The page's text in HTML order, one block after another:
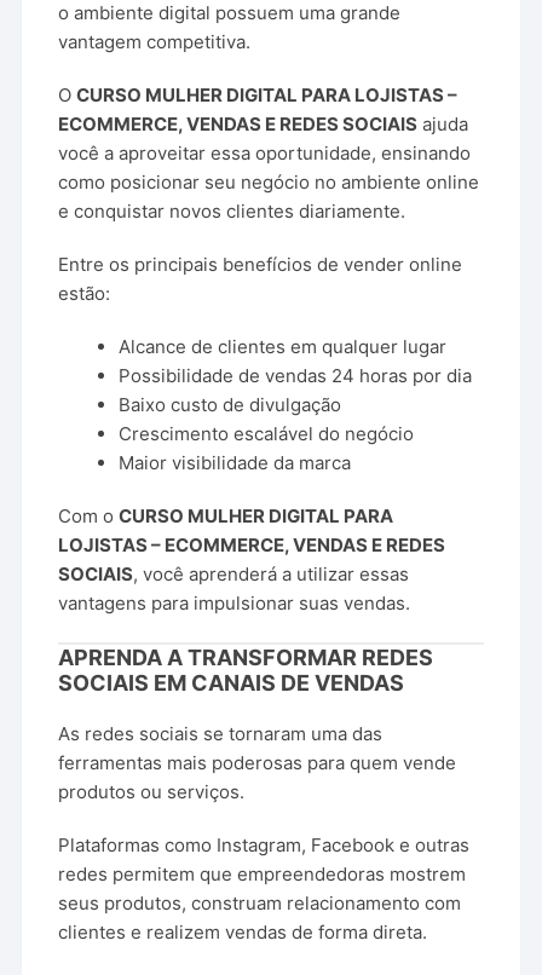
o ambiente digital possuem uma grande
vantagem competitiva.
OCURSO MULHER DIGITAL PARA LOJISTAS –
ECOMMERCE, VENDAS E REDES SOCIAIS ajuda
você a aproveitar essa oportunidade, ensinando
como posicionar seu negócio no ambiente online
e conquistar novos clientes diariamente.
Entre os principais benefícios de vender online
estão:
Alcance de clientes em qualquer lugar
Possibilidade de vendas 24 horas por dia
Baixo custo de divulgação
Crescimento escalável do negócio
Maior visibilidade da marca
Com oCURSO MULHER DIGITAL PARA
LOJISTAS – ECOMMERCE, VENDAS E REDES
SOCIAIS, você aprenderá a utilizar essas
vantagens para impulsionar suas vendas.
APRENDA A TRANSFORMAR REDES
SOCIAIS EM CANAIS DE VENDAS
As redes sociais se tornaram uma das
ferramentas mais poderosas para quem vende
produtos ou serviços.
Plataformas como Instagram, Facebook e outras
redes permitem que empreendedoras mostrem
seus produtos, construam relacionamento com
clientes e realizem vendas de forma direta.